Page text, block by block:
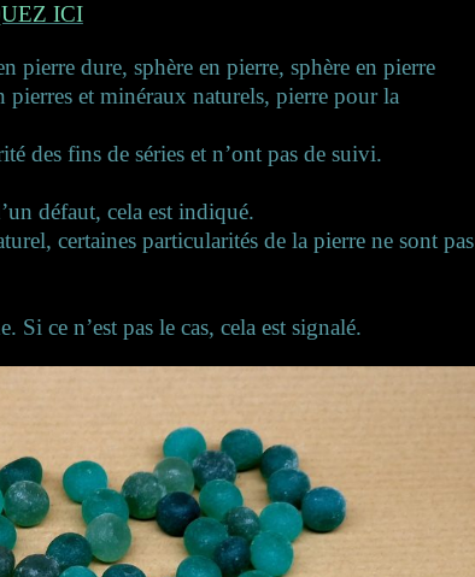
ICI
pierre dure, sphère en pierre, sphère en pierre
pierres et minéraux naturels, pierre pour la
des fins de séries et n’ont pas de suivi.
défaut, cela est indiqué.
certaines particularités de la pierre ne sont pas
Si ce n’est pas le cas, cela est signalé.